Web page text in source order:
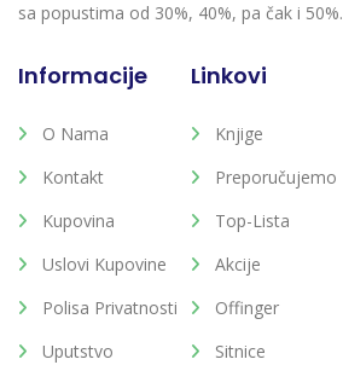
sa popustima od 30%, 40%, pa čak i 50%.
Informacije
O Nama
Kontakt
Kupovina
Uslovi Kupovine
Polisa Privatnosti
Uputstvo
Linkovi
Knjige
Preporučujemo
Top-Lista
Akcije
Offinger
Sitnice